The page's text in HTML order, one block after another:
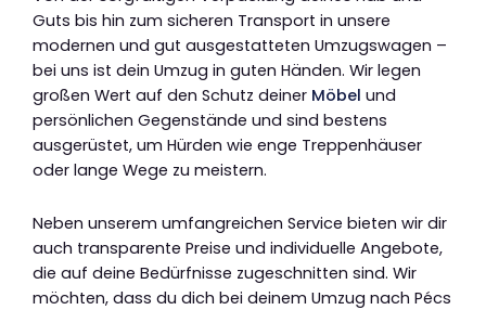
Guts bis hin zum sicheren Transport in unsere
modernen und gut ausgestatteten Umzugswagen –
bei uns ist dein Umzug in guten Händen. Wir legen
großen Wert auf den Schutz deiner Möbel und
persönlichen Gegenstände und sind bestens
ausgerüstet, um Hürden wie enge Treppenhäuser
oder lange Wege zu meistern.
Neben unserem umfangreichen Service bieten wir dir
auch transparente Preise und individuelle Angebote,
die auf deine Bedürfnisse zugeschnitten sind. Wir
möchten, dass du dich bei deinem Umzug nach Pécs